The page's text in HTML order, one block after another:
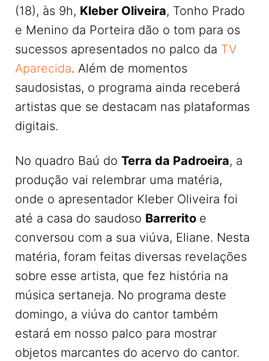
(18), às 9h, Kleber Oliveira, Tonho Prado
e Menino da Porteira dão o tom para os
sucessos apresentados no palco da TV
Aparecida. Além de momentos
saudosistas, o programa ainda receberá
artistas que se destacam nas plataformas
digitais.
No quadro Baú do Terra da Padroeira, a
produção vai relembrar uma matéria,
onde o apresentador Kleber Oliveira foi
até a casa do saudoso Barrerito e
conversou com a sua viúva, Eliane. Nesta
matéria, foram feitas diversas revelações
sobre esse artista, que fez história na
música sertaneja. No programa deste
domingo, a viúva do cantor também
estará em nosso palco para mostrar
objetos marcantes do acervo do cantor.